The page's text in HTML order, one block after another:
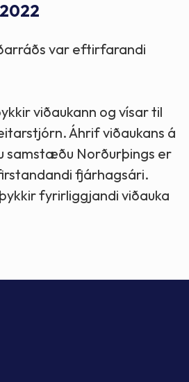
var eftirfarandi
viðaukann og vísar til
Áhrif viðaukans á
samstæðu Norðurþings er
fjárhagsári.
fyrirliggjandi viðauka